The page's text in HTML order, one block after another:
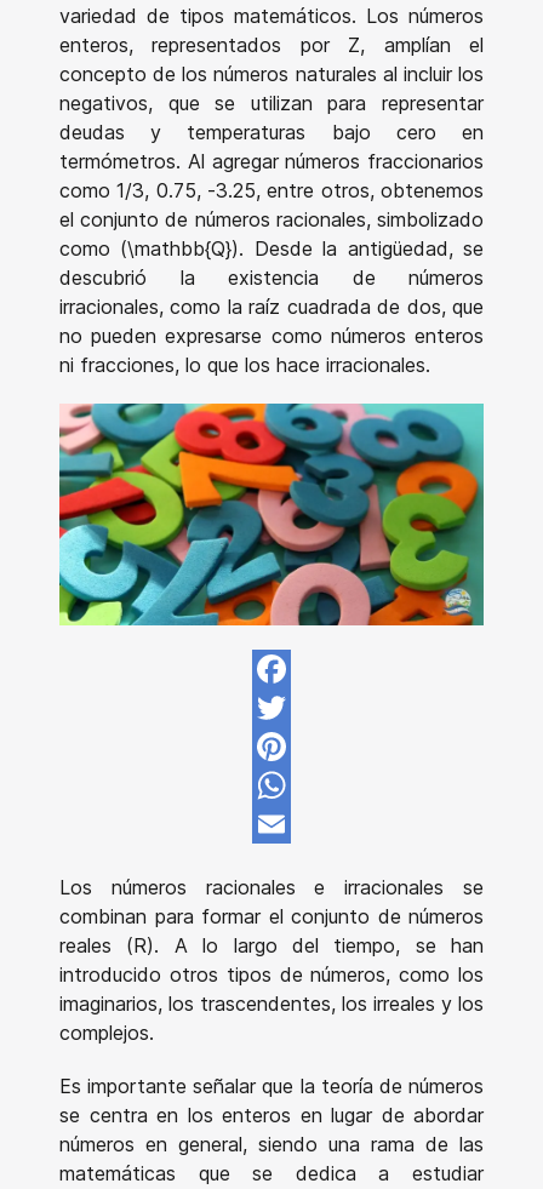
variedad de tipos matemáticos. Los números
enteros, representados por Z, amplían el
concepto de los números naturales al incluir los
negativos, que se utilizan para representar
deudas y temperaturas bajo cero en
termómetros. Al agregar números fraccionarios
como 1/3, 0.75, -3.25, entre otros, obtenemos
el conjunto de números racionales, simbolizado
como (\mathbb{Q}). Desde la antigüedad, se
descubrió la existencia de números
irracionales, como la raíz cuadrada de dos, que
no pueden expresarse como números enteros
ni fracciones, lo que los hace irracionales.
Facebook
Twitter
Pinterest
WhatsApp
Los números racionales e irracionales se
combinan para formar el conjunto de números
reales (R). A lo largo del tiempo, se han
introducido otros tipos de números, como los
imaginarios, los trascendentes, los irreales y los
complejos.
Es importante señalar que la teoría de números
se centra en los enteros en lugar de abordar
números en general, siendo una rama de las
matemáticas que se dedica a estudiar